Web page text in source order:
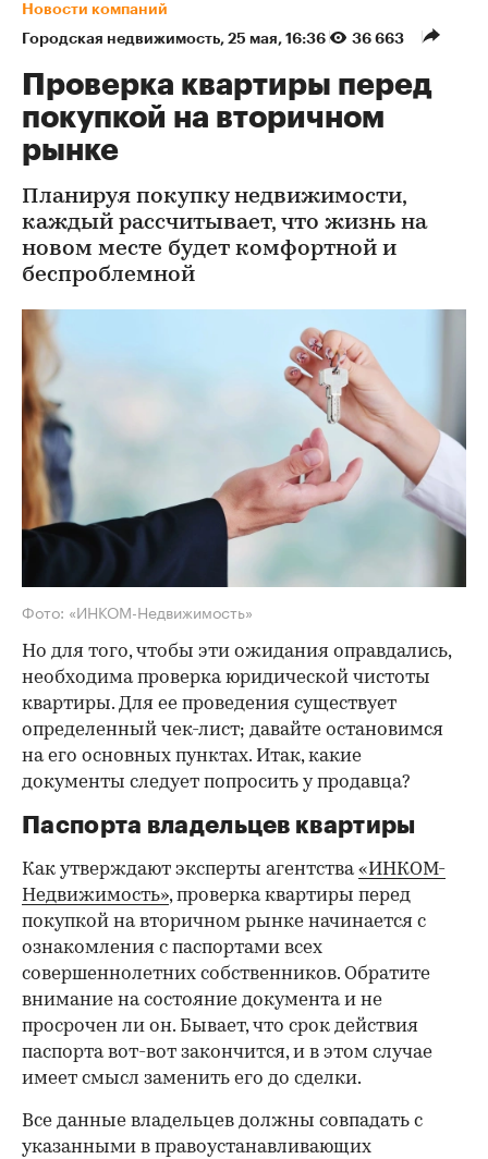
Новости компаний
Городская недвижимость⁠, 25 мая, 16:36 36 663
Проверка квартиры перед
покупкой на вторичном
рынке
Планируя покупку недвижимости,
каждый рассчитывает, что жизнь на
новом месте будет комфортной и
беспроблемной
Фото: «ИНКОМ-Недвижимость»
Но для того, чтобы эти ожидания оправдались,
необходима проверка юридической чистоты
квартиры. Для ее проведения существует
определенный чек-лист; давайте остановимся
на его основных пунктах. Итак, какие
документы следует попросить у продавца?
Паспорта владельцев квартиры
Как утверждают эксперты агентства«ИНКОМ-
Недвижимость», проверка квартиры перед
покупкой на вторичном рынке начинается с
ознакомления с паспортами всех
совершеннолетних собственников. Обратите
внимание на состояние документа и не
просрочен ли он. Бывает, что срок действия
паспорта вот-вот закончится, и в этом случае
имеет смысл заменить его до сделки.
Все данные владельцев должны совпадать с
указанными в правоустанавливающих